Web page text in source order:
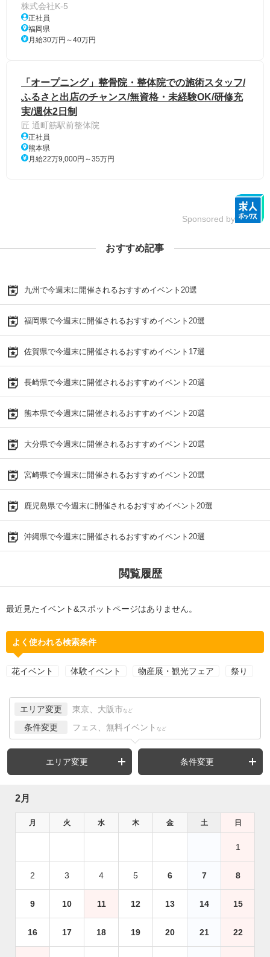
株式会社K-5
正社員
福岡県
月給30万円～40万円
「オープニング」整骨院・整体院での施術スタッフ/
ふるさと出店のチャンス/無資格・未経験OK/研修充
実/週休2日制
匠 通町筋駅前整体院
正社員
熊本県
月給22万9,000円～35万円
Sponsored by
おすすめ記事
九州で今週末に開催されるおすすめイベント20選
福岡県で今週末に開催されるおすすめイベント20選
佐賀県で今週末に開催されるおすすめイベント17選
長崎県で今週末に開催されるおすすめイベント20選
熊本県で今週末に開催されるおすすめイベント20選
大分県で今週末に開催されるおすすめイベント20選
宮崎県で今週末に開催されるおすすめイベント20選
鹿児島県で今週末に開催されるおすすめイベント20選
沖縄県で今週末に開催されるおすすめイベント20選
閲覧履歴
最近見たイベント&スポットページはありません。
よく使われる検索条件
花イベント 体験イベント 物産展・観光フェア 祭り
エリア変更 東京、大阪市 など
条件変更 フェス、無料イベント など
エリア変更 条件変更
2月
月 火 水 木 金 土 日
1
2 3 4 5 6 7 8
9 10 11 12 13 14 15
16 17 18 19 20 21 22